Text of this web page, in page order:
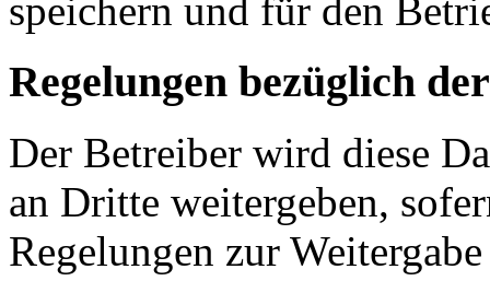
speichern und für den
Regelungen bezüglich
Der Betreiber wird diese
an Dritte weitergeben,
Regelungen zur